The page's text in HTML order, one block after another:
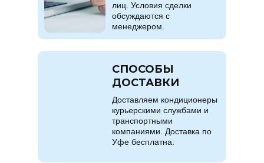
лиц. Условия сделки
обсуждаются с
менеджером.
Доставляем кондиционеры
курьерскими службами и
транспортными
компаниями. Доставка по
Уфе бесплатна.
СПОСОБЫ
ДОСТАВКИ